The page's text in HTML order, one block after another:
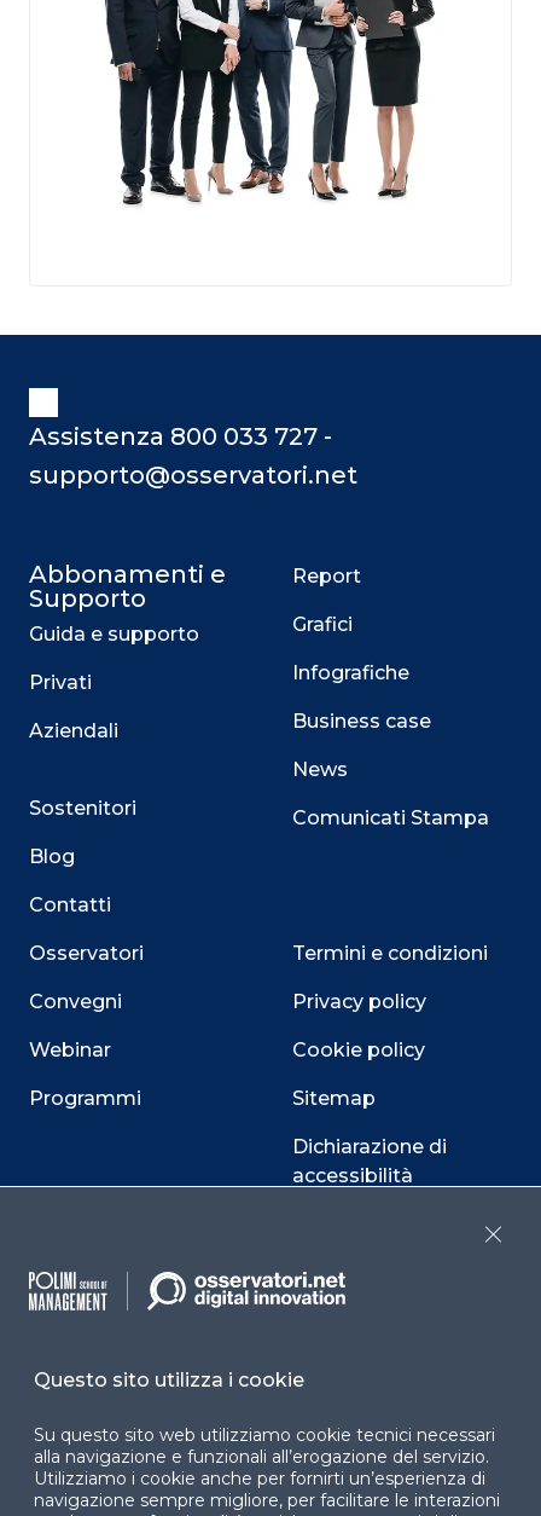
Assistenza 800 033 727 -
supporto@osservatori.net
Abbonamenti e
Supporto
Guida e supporto
Privati
Aziendali
Sostenitori
Blog
Contatti
Osservatori
Convegni
Webinar
Programmi
Report
Grafici
Infografiche
Business case
News
Comunicati Stampa
Termini e condizioni
Privacy policy
Cookie policy
Sitemap
Dichiarazione di
accessibilità
YouTube X
Questo sito utilizza i cookie
Su questo sito web utilizziamo cookie tecnici necessari
alla navigazione e funzionali all’erogazione del servizio.
Utilizziamo i cookie anche per fornirti un’esperienza di
navigazione sempre migliore, per facilitare le interazioni